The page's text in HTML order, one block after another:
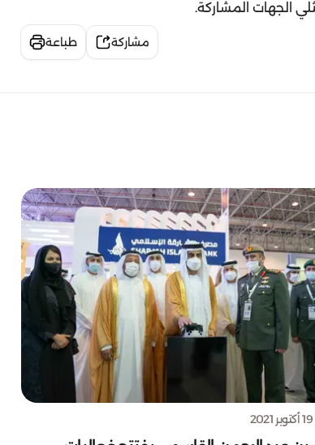
الجهات المشاركة.
مشاركة طباعة